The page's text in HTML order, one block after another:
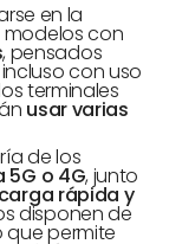
en la
modelos con
, pensados
incluso con uso
terminales
usar varias
de los
o 4G, junto
carga rápida y
disponen de
que permite